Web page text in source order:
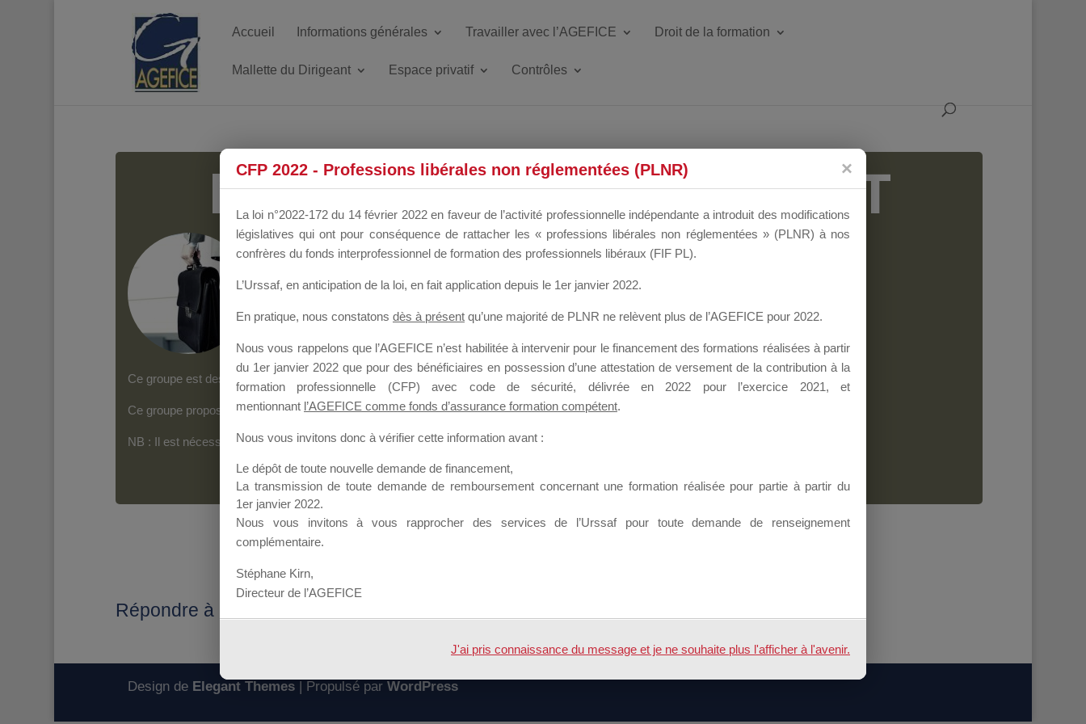
Accueil Informations générales Travailler avec l’AGEFICE Droit de la formation
Mallette du Dirigeant Espace privatif Contrôles
MALLETTE DU DIRIGEANT
Groupe Public il y a un mois
Ce groupe est destiné aux Organismes de Formation qui souhaitent répondre à l’Appel à Propositions Mallette du Dirigeant.
Ce groupe propose un forum dédié au support sur lequel il est possible de laisser un message ou poser une question.
NB : Il est nécessaire d’êtreinscrit(e)pour pouvoir rejoindre ce groupe
Répondre à : DATE LIMITE CANDIDATURE
Design de Elegant Themes| Propulsé par WordPress
CFP 2022 - Professions libérales non réglementées (PLNR)
La loi n°2022-172 du 14 février 2022 en faveur de l’activité professionnelle indépendante a introduit des modifications
législatives qui ont pour conséquence de rattacher les « professions libérales non réglementées » (PLNR) à nos
confrères du fonds interprofessionnel de formation des professionnels libéraux (FIF PL).
L’Urssaf, en anticipation de la loi, en fait application depuis le 1er janvier 2022.
En pratique, nous constatons dès à présent qu’une majorité de PLNR ne relèvent plus de l’AGEFICE pour 2022.
Nous vous rappelons que l’AGEFICE n’est habilitée à intervenir pour le financement des formations réalisées à partir
du 1er janvier 2022 que pour des bénéficiaires en possession d’une attestation de versement de la contribution à la
formation professionnelle (CFP) avec code de sécurité, délivrée en 2022 pour l’exercice 2021, et
mentionnant l’AGEFICE comme fonds d’assurance formation compétent.
Nous vous invitons donc à vérifier cette information avant :
Le dépôt de toute nouvelle demande de financement,
La transmission de toute demande de remboursement concernant une formation réalisée pour partie à partir du
1er janvier 2022.
Nous vous invitons à vous rapprocher des services de l’Urssaf pour toute demande de renseignement
complémentaire.
Stéphane Kirn,
Directeur de l’AGEFICE
J'ai pris connaissance du message et je ne souhaite plus l'afficher à l'avenir.